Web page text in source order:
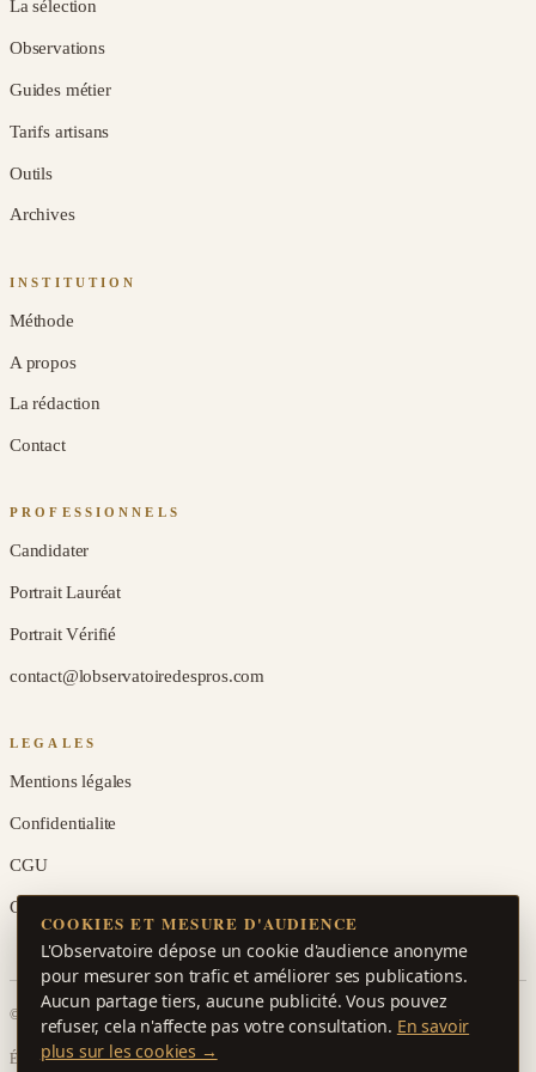
La sélection
Observations
Guides métier
Tarifs artisans
Outils
Archives
INSTITUTION
Méthode
A propos
La rédaction
Contact
PROFESSIONNELS
Candidater
Portrait Lauréat
Portrait Vérifié
contact@lobservatoiredespros.com
LEGALES
Mentions légales
Confidentialite
CGU
Gerer les cookies
© 2026 L'Observatoire des Pros. Tous droits réservés.
Édition N°1 · Avril 2026 · ISSN en cours
COOKIES ET MESURE D'AUDIENCE
L'Observatoire dépose un cookie d'audience anonyme
pour mesurer son trafic et améliorer ses publications.
Aucun partage tiers, aucune publicité. Vous pouvez
refuser, cela n'affecte pas votre consultation. En savoir
plus sur les cookies →